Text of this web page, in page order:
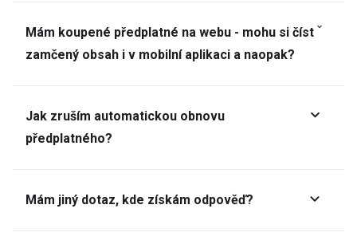
Mám koupené předplatné na webu - mohu si číst
zamčený obsah i v mobilní aplikaci a naopak?
Jak zruším automatickou obnovu
předplatného?
Mám jiný dotaz, kde získám odpověď?